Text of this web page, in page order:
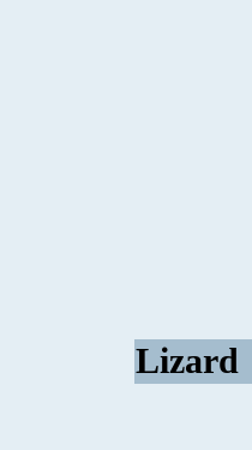
Lizard